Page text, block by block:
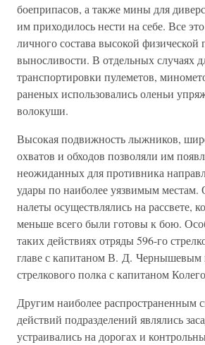
боеприпасов, а также мины для
им приходилось нести на себе. Все
личного состава высокой физической
выносливости. В отдельных случаях
транспортировки пулеметов,
раненых использовались оленьи
волокуши.
Высокая подвижность лыжников,
охватов и обходов позволяли им
неожиданных для противника
удары по наиболее уязвимым местам.
налеты осуществлялись на рассвете,
меньше всего были готовы к бою.
таких действиях отряды 596-го
главе с капитаном В. Д. Чернышевым
стрелкового полка с капитаном
Другим наиболее распространенным
действий подразделений являлись
устраивались на дорогах и